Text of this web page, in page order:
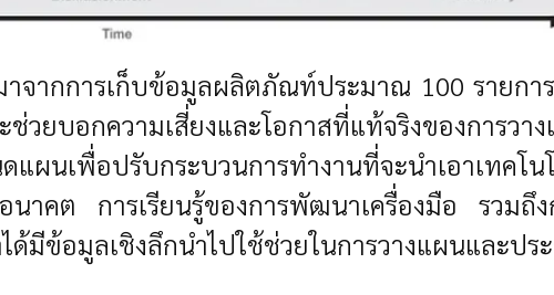
จากการเก็บข้อมูลผลิตภัณท์ประมาณ 100 รายกา
ช่วยบอกความเสี่ยงและโอกาสที่แท้จริงของการว
ผนเพื่อปรับกระบวนการทำงานที่จะนำเอาเทคโน
นาคต การเรียนรู้ของการพัฒนาเครื่องมือ รวมถึ
มีข้อมูลเชิงลึกนำไปใช้ช่วยในการวางแผนและปร